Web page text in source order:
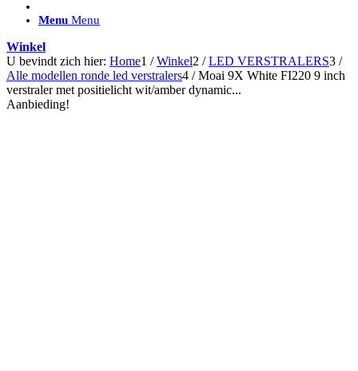
ACCESSOIRES/ AANSLUITMATERIAAL
Can-bus interface
Accessoires Lazer
Kabelboom & Adapters
Installatiemateriaal
Menu Menu
Winkel
U bevindt zich hier: Home1 / Winkel2 / LED VERSTRALERS3 /
Alle modellen ronde led verstralers4 / Moai 9X White FI220 9 inch
verstraler met positielicht wit/amber dynamic...
Aanbieding!